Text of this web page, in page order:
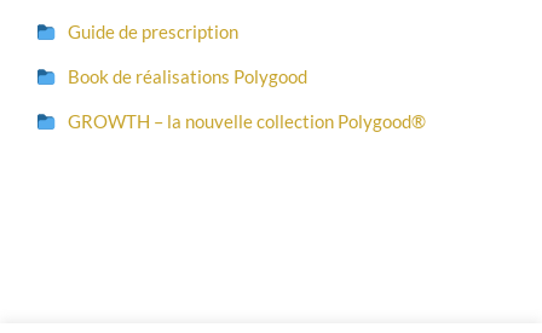
Guide de prescription
Book de réalisations Polygood
GROWTH – la nouvelle collection Polygood®